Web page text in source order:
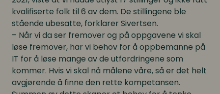
kvalifiserte folk til 6 av dem. De stillingene ble
stående ubesatte, forklarer Sivertsen.
– Når vi da ser fremover og på oppgavene vi skal
løse fremover, har vi behov for å oppbemanne på
IT for å løse mange av de utfordringene som
kommer. Hvis vi skal nå målene våre, så er det helt
avgjørende å finne den rette kompetansen.